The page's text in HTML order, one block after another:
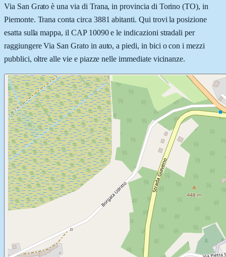
Via San Grato è una via di Trana, in provincia di Torino (TO), in
Piemonte. Trana conta circa 3881 abitanti. Qui trovi la posizione
esatta sulla mappa, il CAP 10090 e le indicazioni stradali per
raggiungere Via San Grato in auto, a piedi, in bici o con i mezzi
pubblici, oltre alle vie e piazze nelle immediate vicinanze.